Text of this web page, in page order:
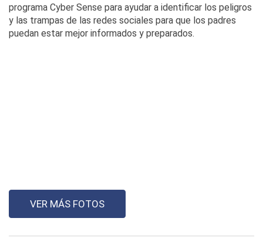
programa Cyber Sense para ayudar a identificar los peligros
y las trampas de las redes sociales para que los padres
puedan estar mejor informados y preparados.
VER MÁS FOTOS